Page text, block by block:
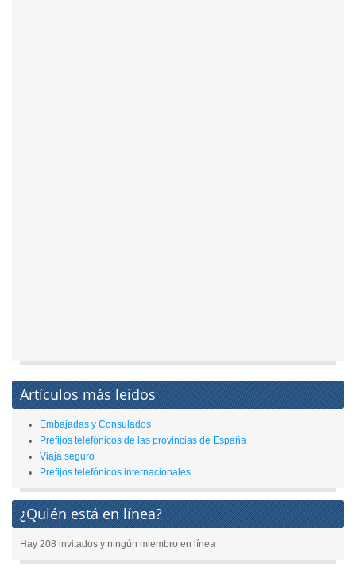
Artículos más leidos
Embajadas y Consulados
Prefijos telefónicos de las provincias de España
Viaja seguro
Prefijos telefónicos internacionales
¿Quién está en línea?
Hay 208 invitados y ningún miembro en línea